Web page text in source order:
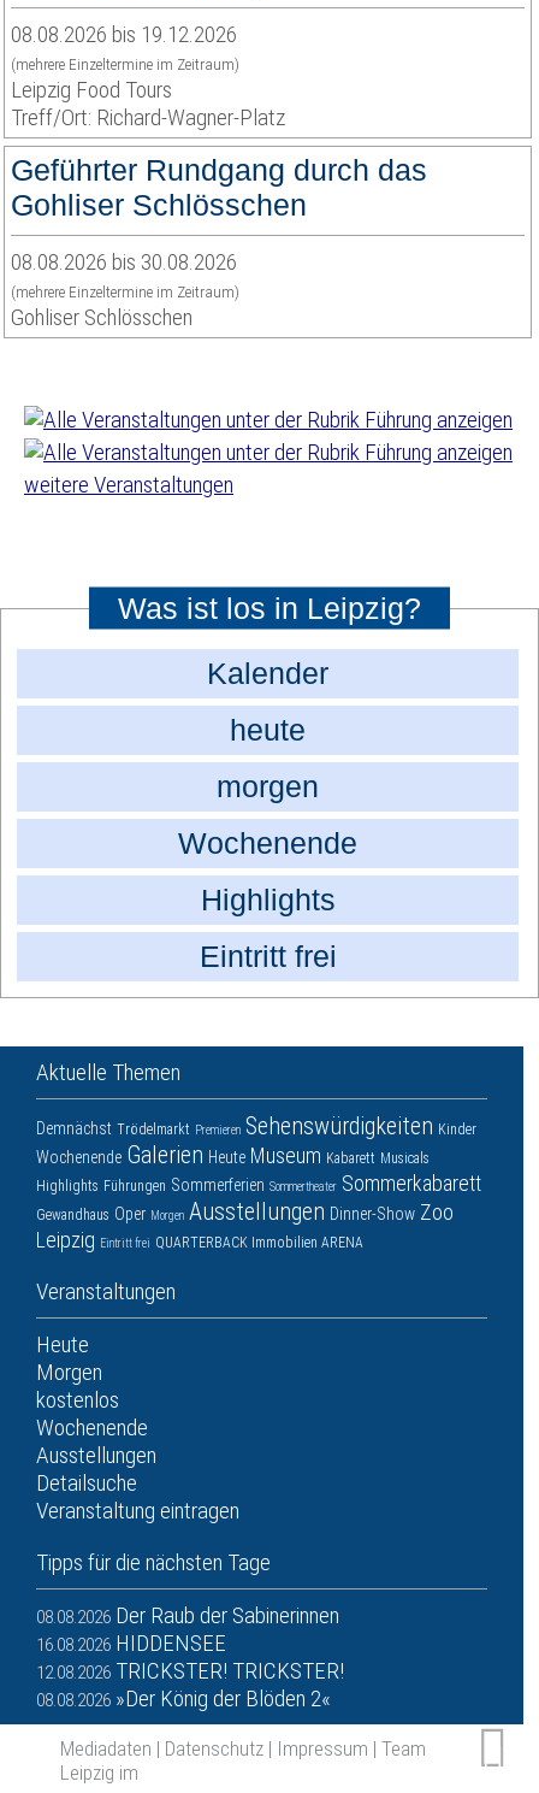
08.08.2026 bis 19.12.2026
(mehrere Einzeltermine im Zeitraum)
Leipzig Food Tours
Treff/Ort: Richard-Wagner-Platz
Geführter Rundgang durch das
Gohliser Schlösschen
08.08.2026 bis 30.08.2026
(mehrere Einzeltermine im Zeitraum)
Gohliser Schlösschen
weitere Veranstaltungen
Was ist los in Leipzig?
Kalender
heute
morgen
Wochenende
Highlights
Eintritt frei
Aktuelle Themen
Demnächst Trödelmarkt Premieren Sehenswürdigkeiten Kinder
Wochenende Galerien Heute Museum Kabarett Musicals
Highlights Führungen Sommerferien Sommertheater Sommerkabarett
Gewandhaus Oper Morgen Ausstellungen Dinner-Show Zoo
Leipzig Eintritt frei QUARTERBACK Immobilien ARENA
Veranstaltungen
Heute
Morgen
kostenlos
Wochenende
Ausstellungen
Detailsuche
Veranstaltung eintragen
Tipps für die nächsten Tage
08.08.2026 Der Raub der Sabinerinnen
16.08.2026 HIDDENSEE
12.08.2026 TRICKSTER! TRICKSTER!
08.08.2026 »Der König der Blöden 2«
Mediadaten | Datenschutz | Impressum | Team
Leipzig im